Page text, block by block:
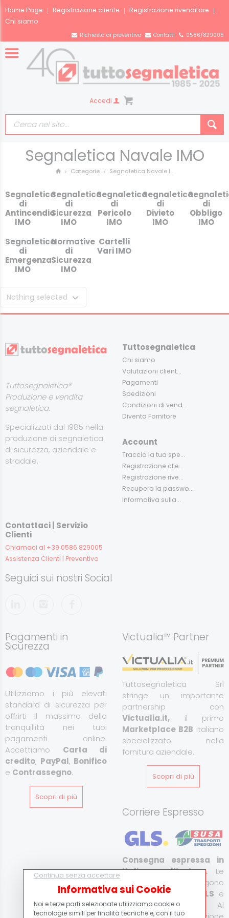
Home Page Registrazione cliente
Registrazione rivenditore
Chi siamo
Richiesta di preventivo Contatti 0586/829005
Accedi
Segnaletica Navale IMO
Categorie Segnaletica Navale I...
Segnaletica
di
Antincendio
IMO
Segnaletica
di
Sicurezza
IMO
Segnaletica
di
Pericolo
IMO
Segnaletica
di
Divieto
IMO
di
Obbligo
IMO
Segnaletica
di
Emergenza
IMO
Normative
di
Sicurezza
IMO
Cartelli
Vari IMO
Nothing selected
Tuttosegnaletica®
Produzione e vendita
segnaletica.
Specializzati dal 1985 nella
produzione di segnaletica
di sicurezza, aziendale e
stradale.
Tuttosegnaletica
Chi siamo
Valutazioni client...
Pagamenti
Spedizioni
Condizioni di vend...
Diventa Fornitore
Account
Traccia la tua spe...
Registrazione clie...
Registrazione rive...
Recupera la passwo...
Informativa sulla...
Contattaci | Servizio
Clienti
Chiamaci al +39 0586 829005
Assistenza Clienti | Preventivo
Seguici sui nostri Social
Pagamenti in
Sicurezza
Utilizziamo i più elevati
standard di sicurezza per
offrirti il massimo della
tranquillità nei tuoi
pagamenti online.
Accettiamo Carta di
credito, PayPal, Bonifico
e Contrassegno.
Scopri di più
Victualia™ Partner
Tuttosegnaletica Srl
stringe un importante
partnership con
Victualia.it, il primo
Marketplace B2B italiano
specializzato nella
fornitura aziendale.
Scopri di più
Corriere Espresso
Consegna espressa in
Italia e all’estero. Le
spedizioni vengono
effettuate tramite
GLS e
Susa Trasporti
. Al
Continua senza accettare
Informativa sui Cookie
Noi e terze parti selezionate utilizziamo cookie o
tecnologie simili per finalità tecniche e, con il tuo